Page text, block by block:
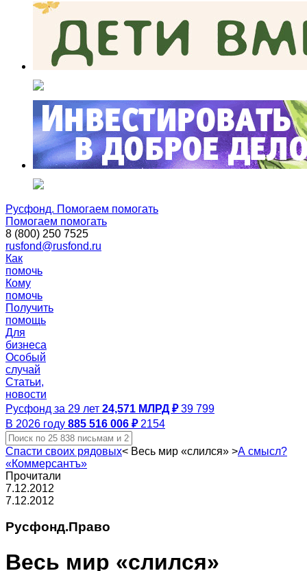
Русфонд. Помогаем помогать
Помогаем помогать
8 (800) 250 7525
rusfond@rusfond.ru
Как
помочь
Кому
помочь
Получить
помощь
Для
бизнеса
Особый
случай
Статьи,
новости
Русфонд за 29 лет 24,571 МЛРД ₽ 39 799
В 2026 году 885 516 006 ₽ 2154
Спасти своих рядовых< Весь мир «слился» >А смысл?
«Коммерсантъ»
Прочитали
7.12.2012
7.12.2012
Русфонд.Право
Весь мир «слился»